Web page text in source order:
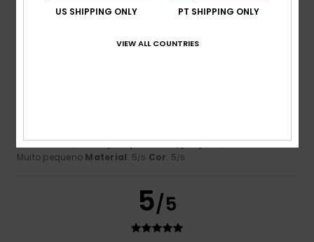
4/5
Conforto: 5 Relação qualidade/preço: 5 Tamanho:
Muito pequeno Material: 5/5 Cor: 5/5
5/5
US SHIPPING ONLY PT SHIPPING ONLY
VIEW ALL COUNTRIES